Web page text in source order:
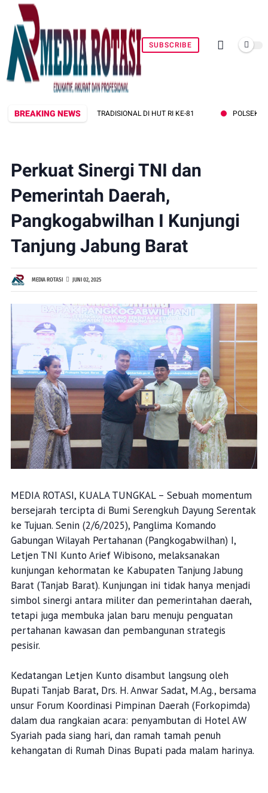
SUBSCRIBE
BREAKING NEWS
TRADISIONAL DI HUT RI KE-81 POLSEK MENDAHARA PERKUAT
Perkuat Sinergi TNI dan
Pemerintah Daerah,
Pangkogabwilhan I Kunjungi
Tanjung Jabung Barat
MEDIA ROTASI JUNI 02, 2025
MEDIA ROTASI, KUALA TUNGKAL – Sebuah momentum
bersejarah tercipta di Bumi Serengkuh Dayung Serentak
ke Tujuan. Senin (2/6/2025), Panglima Komando
Gabungan Wilayah Pertahanan (Pangkogabwilhan) I,
Letjen TNI Kunto Arief Wibisono, melaksanakan
kunjungan kehormatan ke Kabupaten Tanjung Jabung
Barat (Tanjab Barat). Kunjungan ini tidak hanya menjadi
simbol sinergi antara militer dan pemerintahan daerah,
tetapi juga membuka jalan baru menuju penguatan
pertahanan kawasan dan pembangunan strategis
pesisir.
Kedatangan Letjen Kunto disambut langsung oleh
Bupati Tanjab Barat, Drs. H. Anwar Sadat, M.Ag., bersama
unsur Forum Koordinasi Pimpinan Daerah (Forkopimda)
dalam dua rangkaian acara: penyambutan di Hotel AW
Syariah pada siang hari, dan ramah tamah penuh
kehangatan di Rumah Dinas Bupati pada malam harinya.